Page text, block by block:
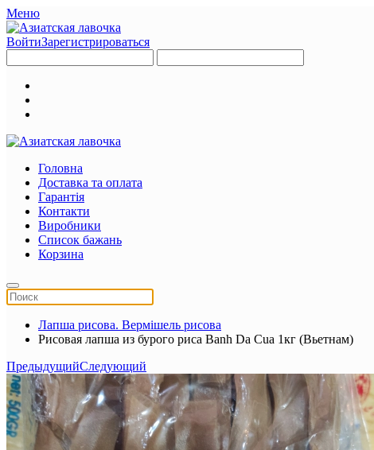
Меню
ВойтиЗарегистрироваться
Головна
Доставка та оплата
Гарантія
Контакти
Виробники
Список бажань
Корзина
Лапша рисова. Вермішель рисова
Рисовая лапша из бурого риса Banh Da Cua 1кг (Вьетнам)
ПредыдущийСледующий